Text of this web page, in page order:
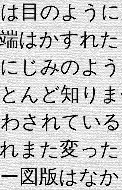
目のよう
はかすれ
じみのよ
んど知り
されてい
た変った
図版はな